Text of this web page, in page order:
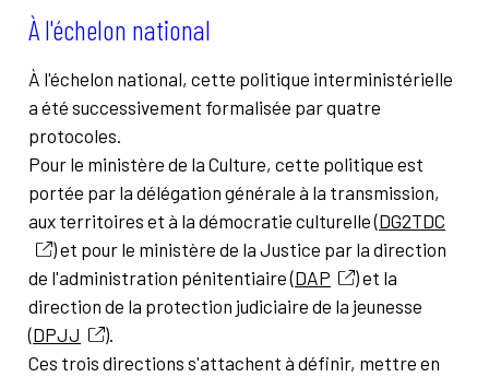
À l'échelon national
À l'échelon national, cette politique interministérielle
a été successivement formalisée par quatre
protocoles.
Pour le ministère de la Culture, cette politique est
portée par la délégation générale à la transmission,
aux territoires et à la démocratie culturelle (DG2TDC
) et pour le ministère de la Justice par la direction
de l'administration pénitentiaire (DAP
) et la
direction de la protection judiciaire de la jeunesse
(DPJJ
).
Ces trois directions s'attachent à définir, mettre en